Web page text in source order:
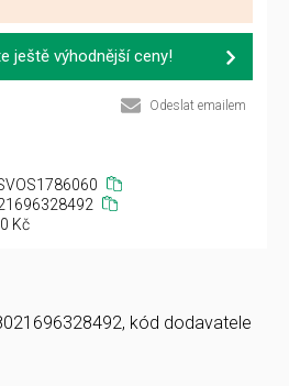
ještě výhodnější ceny!
Odeslat emailem
Kč
kód dodavatele